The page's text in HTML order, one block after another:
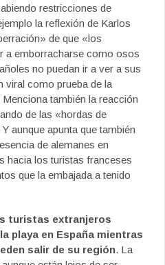
restricciones de
la reflexión de Karlos
de que «los
a emborracharse como osos
no puedan ir a ver a sus
viral como prueba de la
también la reacción
de las «hordas de
aunque apunta que también
de alemanes en
hacia los turistas franceses
que la embajada a tenido
turistas extranjeros
playa en España mientras
salir de su región. La